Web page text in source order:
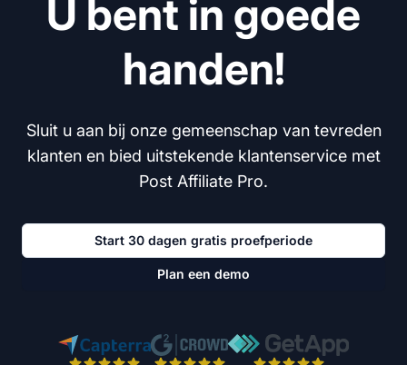
U bent in goede
handen!
Sluit u aan bij onze gemeenschap van tevreden
klanten en bied uitstekende klantenservice met
Post Affiliate Pro.
Start 30 dagen gratis proefperiode
Plan een demo